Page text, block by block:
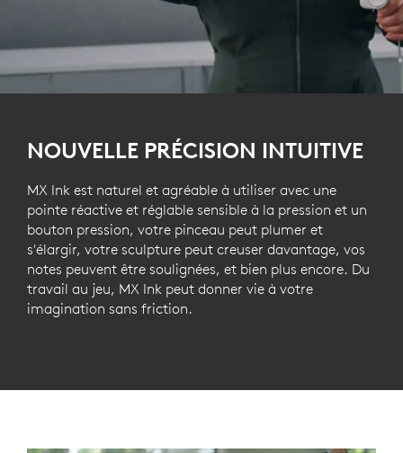
NOUVELLE PRÉCISION INTUITIVE
MX Ink est naturel et agréable à utiliser avec une
pointe réactive et réglable sensible à la pression et un
bouton pression, votre pinceau peut plumer et
s'élargir, votre sculpture peut creuser davantage, vos
notes peuvent être soulignées, et bien plus encore. Du
travail au jeu, MX Ink peut donner vie à votre
imagination sans friction.